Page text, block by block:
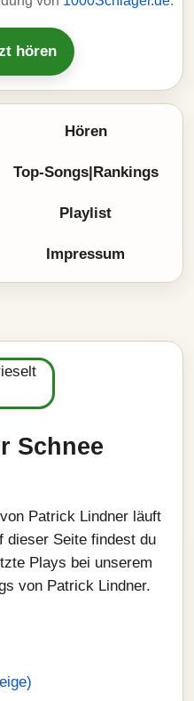
hören
Hören
Top-Songs|Rankings
Playlist
Impressum
Schnee
Patrick Lindner läuft
dieser Seite findest du
Plays bei unserem
von Patrick Lindner.